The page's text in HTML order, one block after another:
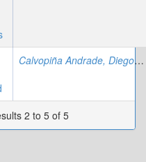
Calvopiña Andrade, Diego Mauricio
2 to 5 of 5